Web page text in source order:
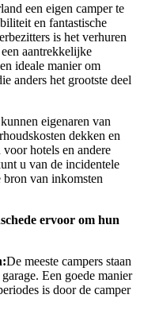
een eigen camper te
en fantastische
is het verhuren
​​aantrekkelijke
ideale manier om
anders het grootste deel
eigenaren van
dekken en
hotels en andere
u van de incidentele
van inkomsten
ervoor om hun
De meeste campers staan ​​
Een goede manier
is door de camper